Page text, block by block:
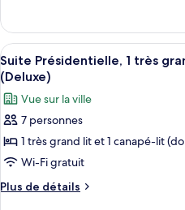
View
Partial
Kaaba
View
Suite,
2
Single
Size
Beds,
City
View
le
type
de
chambre
Deluxe
Junior
Suite,
Single
Size
City
Afficher
toutes
les
photos
pour
ce
type
de
8
Suite Présidentielle, 1 très
(Deluxe)
Vue sur la ville
7 personnes
1 très grand lit et 1 canapé-lit
Wi-Fi gratuit
Plus de détails
Plus